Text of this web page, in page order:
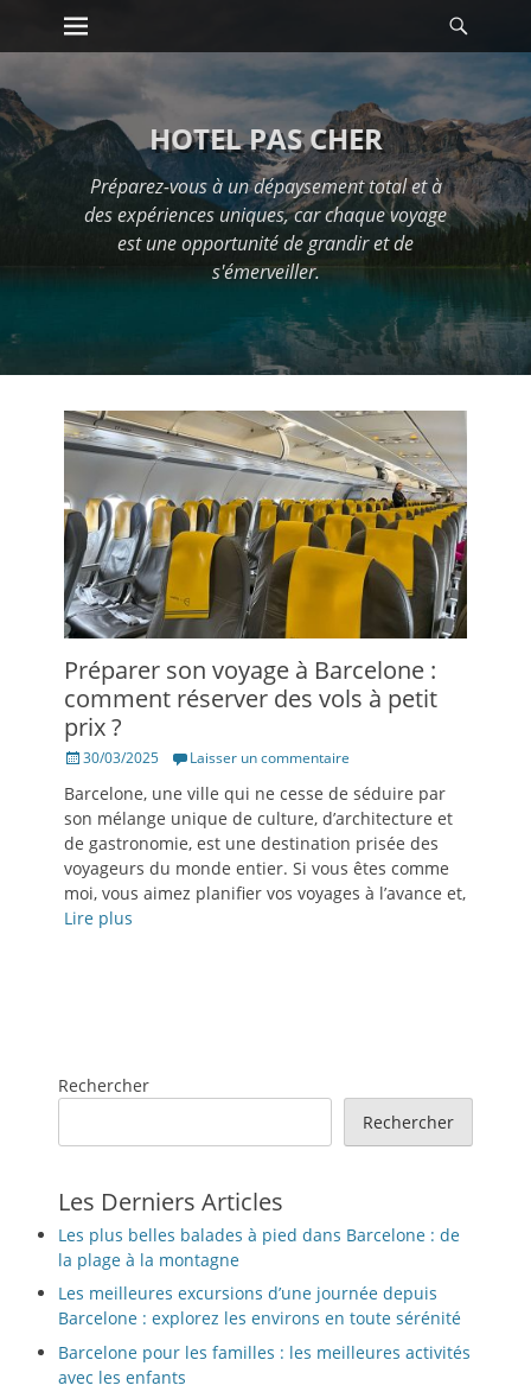
Passer
au
Premier menu
HOTEL PAS CHER
Préparez-vous à un dépaysement total et à
des expériences uniques, car chaque voyage
est une opportunité de grandir et de
s'émerveiller.
Préparer son voyage à Barcelone :
comment réserver des vols à petit
prix ?
Posté30/03/2025 Laisser un commentaire
Barcelone, une ville qui ne cesse de séduire par
son mélange unique de culture, d’architecture et
de gastronomie, est une destination prisée des
voyageurs du monde entier. Si vous êtes comme
moi, vous aimez planifier vos voyages à l’avance et,
Lire plus
Rechercher
Rechercher
Les Derniers Articles
Les plus belles balades à pied dans Barcelone : de
la plage à la montagne
Les meilleures excursions d’une journée depuis
Barcelone : explorez les environs en toute sérénité
Barcelone pour les familles : les meilleures activités
avec les enfants